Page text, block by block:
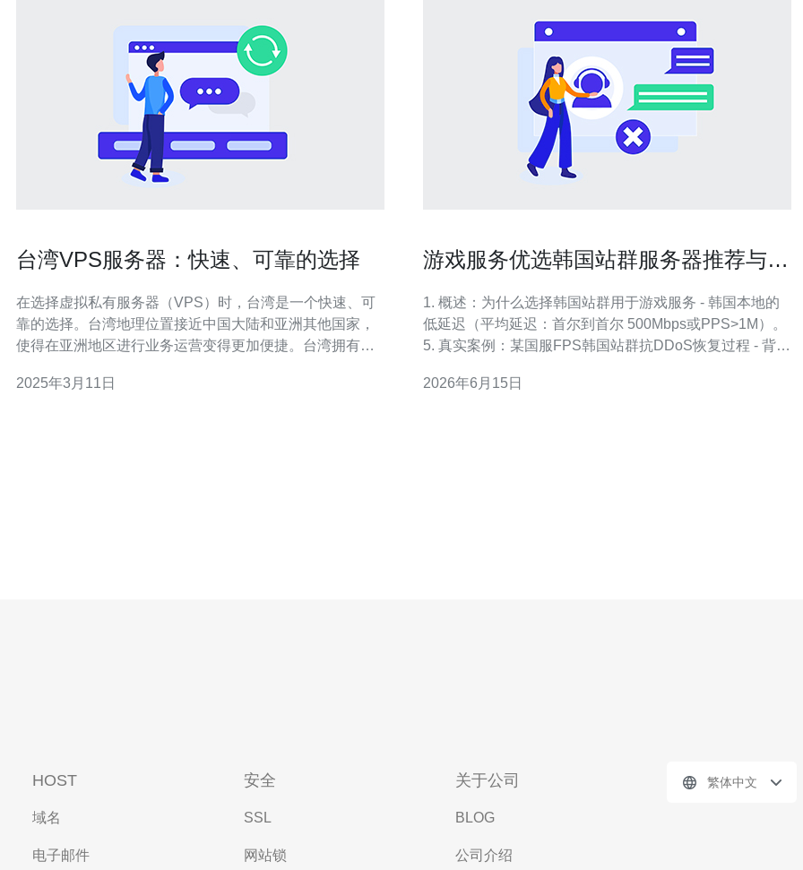
台湾VPS服务器：快速、可靠的选择
在选择虚拟私有服务器（VPS）时，台湾是一个快速、可
靠的选择。台湾地理位置接近中国大陆和亚洲其他国家，
使得在亚洲地区进行业务运营变得更加便捷。台湾拥有先
据中心，这些都为台湾VPS服务器提供了卓越的性能和可
2025年3月11日
游戏服务优选韩国站群服务器推荐与防
1. 概述：为什么选择韩国站群用于游戏服务 - 韩国本地的
低延迟（平均延迟：首尔到首尔 500Mbps或PPS>1M）。
5. 真实案例：某国服FPS韩国站群抗DDoS恢复过程 - 背
达1.2Tbps，PPS峰值约25M。 - 预置：站群包含3个首尔
2026年6月15日
HOST
域名
电子邮件
安全
SSL
网站锁
关于公司
BLOG
公司介绍
繁体中文